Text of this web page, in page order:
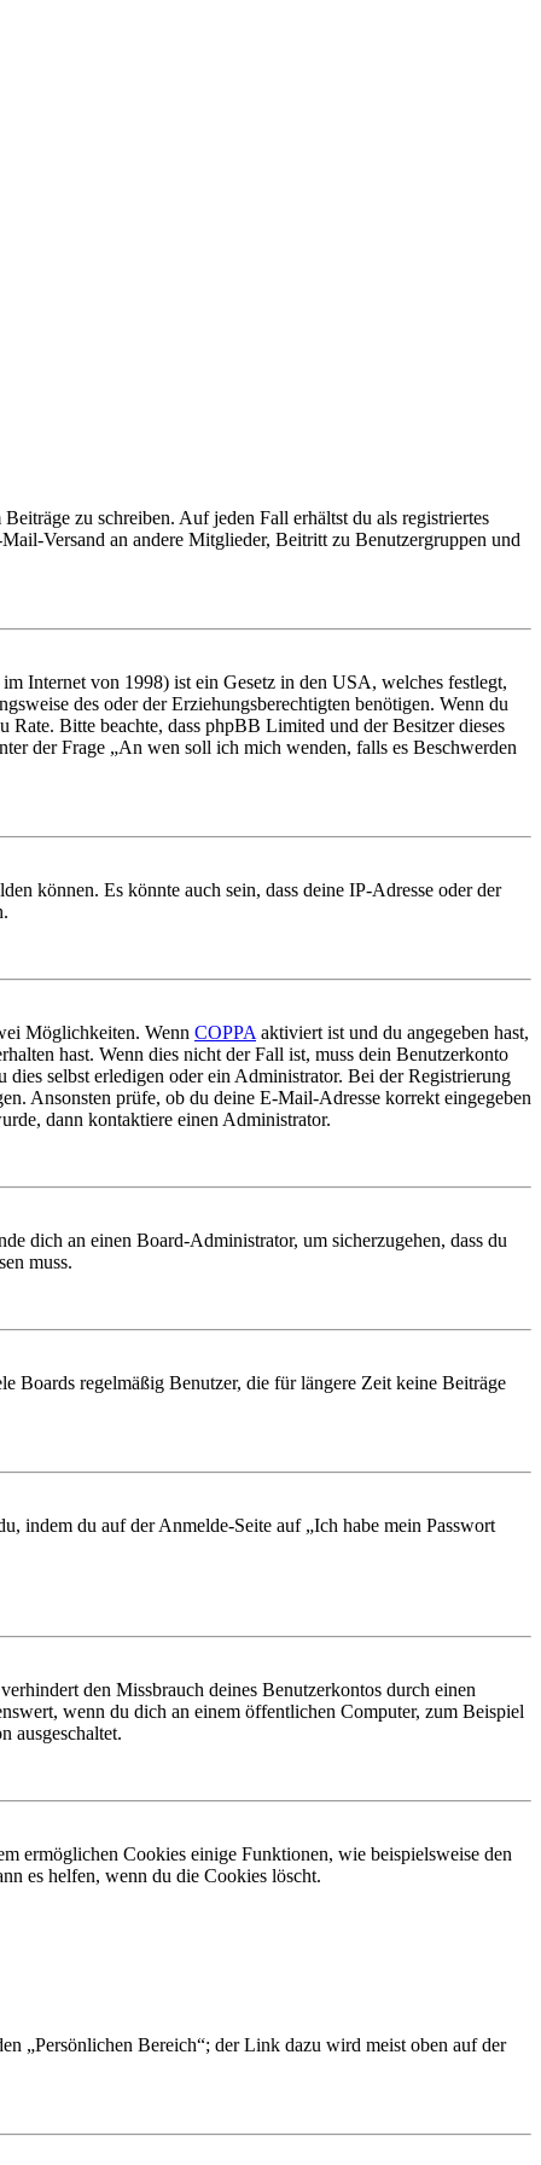
zu schreiben. Auf jeden Fall erhältst du als registriertes
Versand an andere Mitglieder, Beitritt zu Benutzergruppen und
Internet von 1998) ist ein Gesetz in den USA, welches festlegt,
des oder der Erziehungsberechtigten benötigen. Wenn du
Bitte beachte, dass phpBB Limited und der Besitzer dieses
der Frage „An wen soll ich mich wenden, falls es Beschwerden
können. Es könnte auch sein, dass deine IP-Adresse oder der
Möglichkeiten. Wenn COPPA aktiviert ist und du angegeben hast,
hast. Wenn dies nicht der Fall ist, muss dein Benutzerkonto
selbst erledigen oder ein Administrator. Bei der Registrierung
Ansonsten prüfe, ob du deine E-Mail-Adresse korrekt eingegeben
dann kontaktiere einen Administrator.
dich an einen Board-Administrator, um sicherzugehen, dass du
muss.
Boards regelmäßig Benutzer, die für längere Zeit keine Beiträge
indem du auf der Anmelde-Seite auf „Ich habe mein Passwort
den Missbrauch deines Benutzerkontos durch einen
wenn du dich an einem öffentlichen Computer, zum Beispiel
ausgeschaltet.
ermöglichen Cookies einige Funktionen, wie beispielsweise den
es helfen, wenn du die Cookies löscht.
„Persönlichen Bereich“; der Link dazu wird meist oben auf der